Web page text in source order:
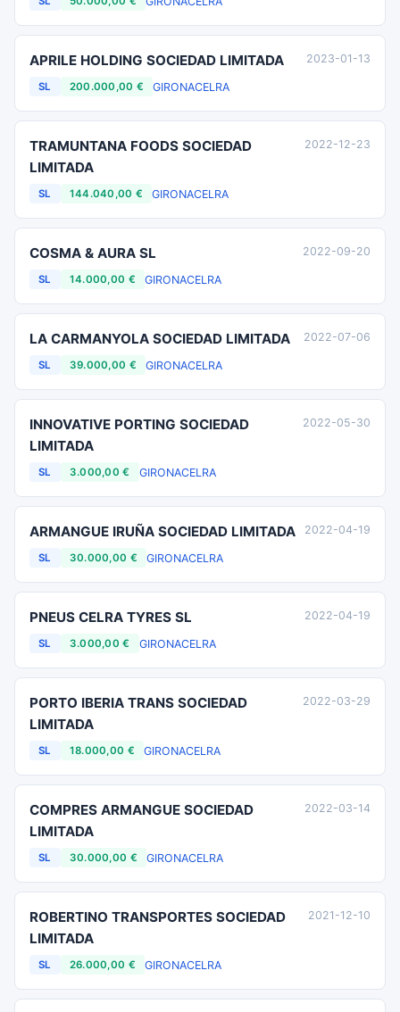
APRILE HOLDING SOCIEDAD LIMITADA
SL 200.000,00 € GIRONACELRA
2023-01-13
TRAMUNTANA FOODS SOCIEDAD
LIMITADA
SL 144.040,00 € GIRONACELRA
2022-12-23
COSMA & AURA SL
SL 14.000,00 € GIRONACELRA
2022-09-20
LA CARMANYOLA SOCIEDAD LIMITADA
SL 39.000,00 € GIRONACELRA
2022-07-06
INNOVATIVE PORTING SOCIEDAD
LIMITADA
SL 3.000,00 € GIRONACELRA
2022-05-30
ARMANGUE IRUÑA SOCIEDAD LIMITADA
SL 30.000,00 € GIRONACELRA
2022-04-19
PNEUS CELRA TYRES SL
SL 3.000,00 € GIRONACELRA
2022-04-19
PORTO IBERIA TRANS SOCIEDAD
LIMITADA
SL 18.000,00 € GIRONACELRA
2022-03-29
COMPRES ARMANGUE SOCIEDAD
LIMITADA
SL 30.000,00 € GIRONACELRA
2022-03-14
ROBERTINO TRANSPORTES SOCIEDAD
LIMITADA
SL 26.000,00 € GIRONACELRA
2021-12-10